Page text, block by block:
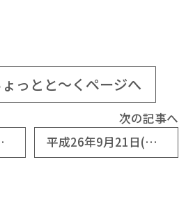
っとと～くページへ
結成大会
次の記事へ
平成26年9月21日(No6485) 頭のいい子を育てる